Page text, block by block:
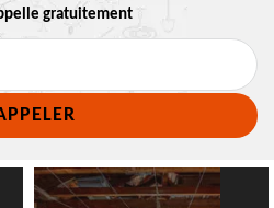
gratuitement